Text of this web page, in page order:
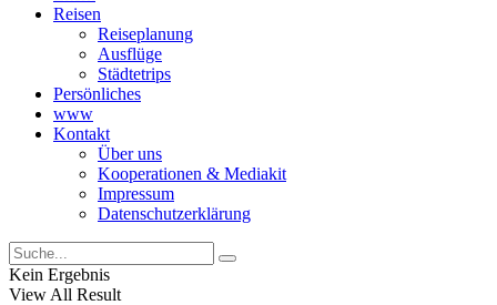
Reisen
Reiseplanung
Ausflüge
Städtetrips
Persönliches
www
Kontakt
Über uns
Kooperationen & Mediakit
Impressum
Datenschutzerklärung
Kein Ergebnis
View All Result